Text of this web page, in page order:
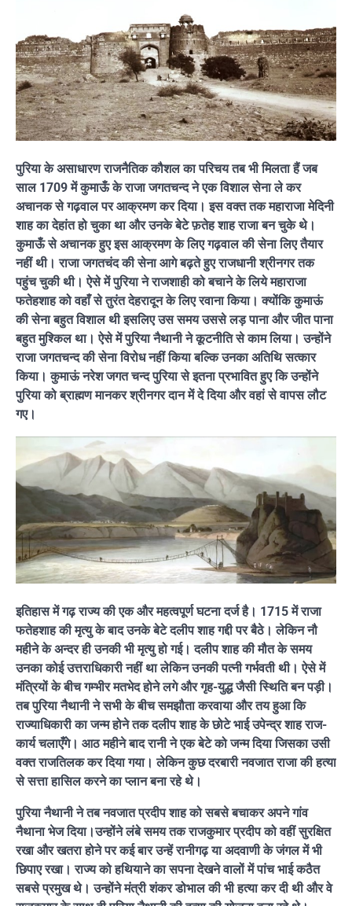
पुरिया के असाधारण राजनैतिक कौशल का परिचय तब भी मिलता हैं जब
साल 1709 में कुमाऊँ के राजा जगतचन्द ने एक विशाल सेना ले कर
अचानक से गढ़वाल पर आक्रमण कर दिया। इस वक्त तक महाराजा मेदिनी
शाह का देहांत हो चुका था और उनके बेटे फ़तेह शाह राजा बन चुके थे।
कुमाऊँ से अचानक हुए इस आक्रमण के लिए गढ़वाल की सेना लिए तैयार
नहीं थी। राजा जगतचंद की सेना आगे बढ़ते हुए राजधानी श्रीनगर तक
पहुंच चुकी थी। ऐसे में पुरिया ने राजशाही को बचाने के लिये महाराजा
फतेहशाह को वहाँ से तुरंत देहरादून के लिए रवाना किया। क्योंकि कुमाऊं
की सेना बहुत विशाल थी इसलिए उस समय उससे लड़ पाना और जीत पाना
बहुत मुश्किल था। ऐसे में पुरिया नैथानी ने कूटनीति से काम लिया। उन्होंने
राजा जगतचन्द की सेना विरोध नहीं किया बल्कि उनका अतिथि सत्कार
किया। कुमाऊं नरेश जगत चन्द पुरिया से इतना प्रभावित हुए कि उन्होंने
पुरिया को ब्राह्मण मानकर श्रीनगर दान में दे दिया और वहां से वापस लौट
गए।
इतिहास में गढ़ राज्य की एक और महत्वपूर्ण घटना दर्ज है। 1715 में राजा
फतेहशाह की मृत्यु के बाद उनके बेटे दलीप शाह गद्दी पर बैठे। लेकिन नौ
महीने के अन्दर ही उनकी भी मृत्यु हो गई। दलीप शाह की मौत के समय
उनका कोई उत्तराधिकारी नहीं था लेकिन उनकी पत्नी गर्भवती थी। ऐसे में
मंत्रियों के बीच गम्भीर मतभेद होने लगे और गृह-युद्ध जैसी स्थिति बन पड़ी।
तब पुरिया नैथानी ने सभी के बीच समझौता करवाया और तय हुआ कि
राज्याधिकारी का जन्म होने तक दलीप शाह के छोटे भाई उपेन्द्र शाह राज-
कार्य चलाएँगे। आठ महीने बाद रानी ने एक बेटे को जन्म दिया जिसका उसी
वक्त राजतिलक कर दिया गया। लेकिन कुछ दरबारी नवजात राजा की हत्या
से सत्ता हासिल करने का प्लान बना रहे थे।
पुरिया नैथानी ने तब नवजात प्रदीप शाह को सबसे बचाकर अपने गांव
नैथाना भेज दिया।उन्होंने लंबे समय तक राजकुमार प्रदीप को वहीं सुरक्षित
रखा और खतरा होने पर कई बार उन्हें रानीगढ़ या अदवाणी के जंगल में भी
छिपाए रखा। राज्य को हथियाने का सपना देखने वालों में पांच भाई कठैत
सबसे प्रमुख थे। उन्होंने मंत्री शंकर डोभाल की भी हत्या कर दी थी और वे